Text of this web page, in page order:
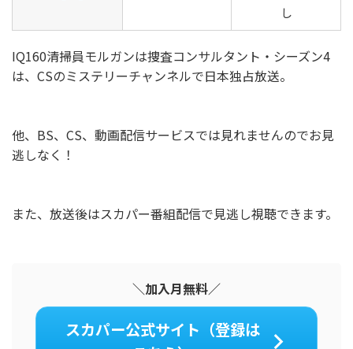
し
IQ160清掃員モルガンは捜査コンサルタント・シーズン4
は、CSのミステリーチャンネルで日本独占放送。
他、BS、CS、動画配信サービスでは見れませんのでお見
逃しなく！
また、放送後はスカパー番組配信で見逃し視聴できます。
＼加入月無料／
スカパー公式サイト（登録は